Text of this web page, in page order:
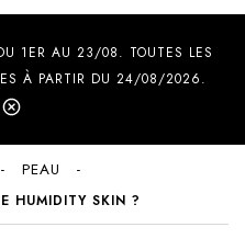
1ER AU 23/08. TOUTES LES
À PARTIR DU 24/08/2026.
PEAU
HUMIDITY SKIN ?